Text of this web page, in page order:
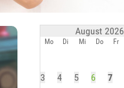
August 2026
Mo Di Mi Do Fr
3
4 5 6 7